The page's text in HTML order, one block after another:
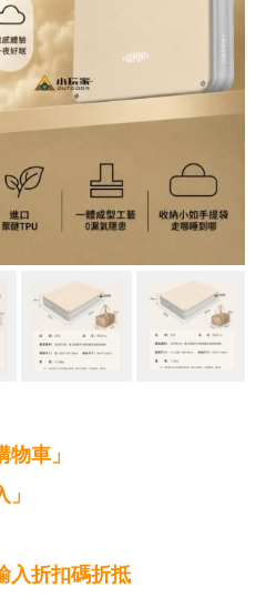
車」
入折扣碼折抵